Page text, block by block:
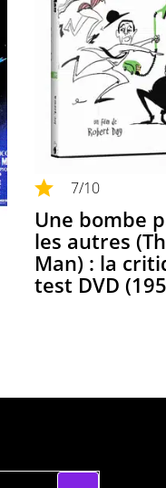
7/10
Une bombe
les autres
Man) : la
test DVD